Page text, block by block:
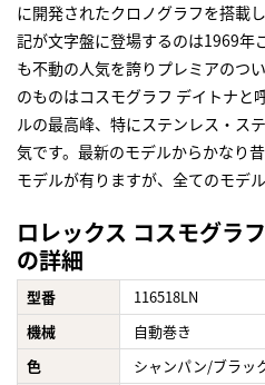
に開発されたクロノグラフを搭載
記が文字盤に登場するのは1969年
も不動の人気を誇りプレミアのつ
のものはコスモグラフ デイトナと
ルの最高峰、特にステンレス・ス
気です。最新のモデルからかなり
モデルが有りますが、全てのモデ
ロレックス コスモグラ
の詳細
型番
116518LN
機械
自動巻き
色
シャンパン/ブラッ